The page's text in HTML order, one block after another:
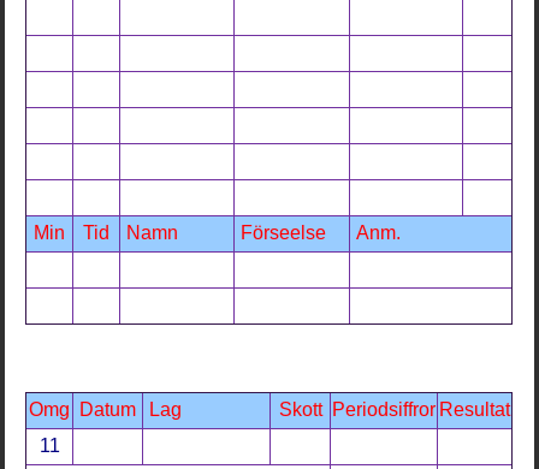
Min Tid Namn Förseelse Anm.
Omg Datum Lag Skott Periodsiffror Resultat
11